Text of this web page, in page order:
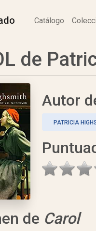
Catálogo
de
Autor
PATRICIA
de Carol